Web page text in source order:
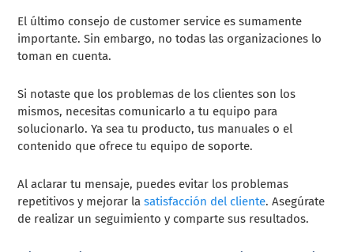
El último consejo de customer service es sumamente
importante. Sin embargo, no todas las organizaciones lo
toman en cuenta.
Si notaste que los problemas de los clientes son los
mismos, necesitas comunicarlo a tu equipo para
solucionarlo. Ya sea tu producto, tus manuales o el
contenido que ofrece tu equipo de soporte.
Al aclarar tu mensaje, puedes evitar los problemas
repetitivos y mejorar lasatisfacción del cliente. Asegúrate
de realizar un seguimiento y comparte sus resultados.